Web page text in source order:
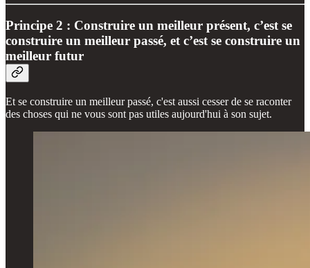
Principe 2 : Construire un meilleur présent, c’est se
construire un meilleur passé, et c’est se construire un
meilleur futur
Et se construire un meilleur passé, c'est aussi cesser de se raconter
des choses qui ne vous sont pas utiles aujourd'hui à son sujet.